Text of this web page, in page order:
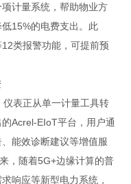
计量系统，帮助物业方
15%的电费支出。此
类报警功能，可提前预
表正从单一计量工具转
Acrel-EIoT平台，用户通
能效诊断建议等增值服
，随着5G+边缘计算的普
响应等新型电力系统，